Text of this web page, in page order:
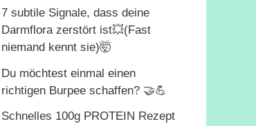
7 subtile Signale, dass deine
Darmflora zerstört ist💥(Fast
niemand kennt sie)🤯
Du möchtest einmal einen
richtigen Burpee schaffen? 🤝💪
Schnelles 100g PROTEIN Rezept